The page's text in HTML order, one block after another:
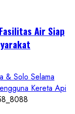
Air Siap
& Solo Selama
Kereta Api